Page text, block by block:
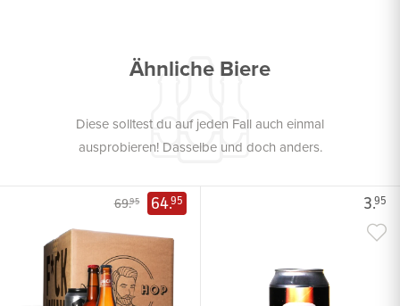
Ähnliche Biere
Diese solltest du auf jeden Fall auch einmal
ausprobieren! Dasselbe und doch anders.
69.95 64.95 3.95